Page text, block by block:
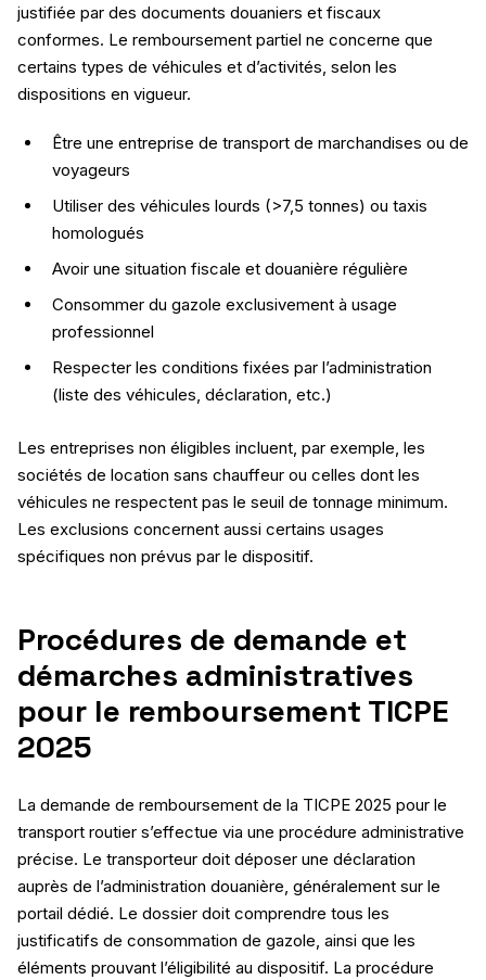
justifiée par des documents douaniers et fiscaux
conformes. Le remboursement partiel ne concerne que
certains types de véhicules et d’activités, selon les
dispositions en vigueur.
Être une entreprise de transport de marchandises ou de
voyageurs
Utiliser des véhicules lourds (>7,5 tonnes) ou taxis
homologués
Avoir une situation fiscale et douanière régulière
Consommer du gazole exclusivement à usage
professionnel
Respecter les conditions fixées par l’administration
(liste des véhicules, déclaration, etc.)
Les entreprises non éligibles incluent, par exemple, les
sociétés de location sans chauffeur ou celles dont les
véhicules ne respectent pas le seuil de tonnage minimum.
Les exclusions concernent aussi certains usages
spécifiques non prévus par le dispositif.
Procédures de demande et
démarches administratives
pour le remboursement TICPE
2025
La demande de remboursement de la TICPE 2025 pour le
transport routier s’effectue via une procédure administrative
précise. Le transporteur doit déposer une déclaration
auprès de l’administration douanière, généralement sur le
portail dédié. Le dossier doit comprendre tous les
justificatifs de consommation de gazole, ainsi que les
éléments prouvant l’éligibilité au dispositif. La procédure